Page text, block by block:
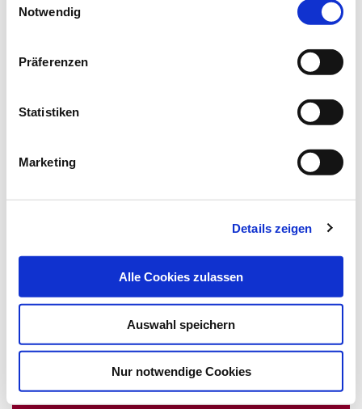
Notwendig
Präferenzen
Statistiken
Marketing
Details zeigen
Alle Cookies zulassen
Auswahl speichern
Nur notwendige Cookies
Hautkrankheiten
Wer krank ist weiß, dass Gesundheit Gold wert ist. Dass
Gold auch gut für die Gesundheit ist, weiß…